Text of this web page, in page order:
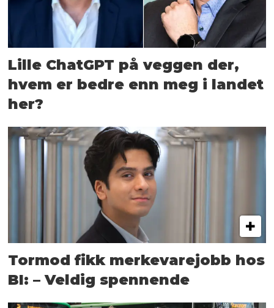
Lille ChatGPT på veggen der,
hvem er bedre enn meg i landet
her?
Tormod fikk merkevarejobb hos
BI: – Veldig spennende